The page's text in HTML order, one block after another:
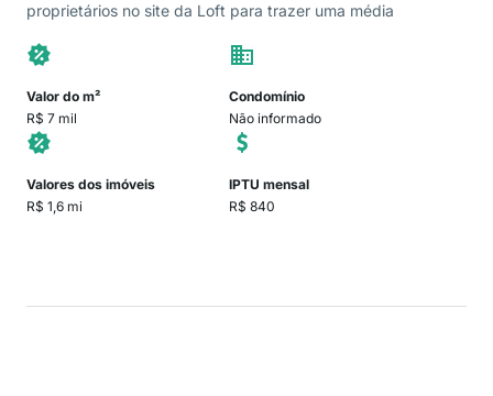
proprietários no site da Loft para trazer uma média
Valor do m²
R$ 7 mil
Condomínio
Não informado
Valores dos imóveis
R$ 1,6 mi
IPTU mensal
R$ 840